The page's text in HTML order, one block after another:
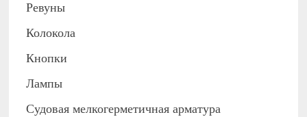
Ревуны
Колокола
Кнопки
Лампы
Судовая мелкогерметичная арматура